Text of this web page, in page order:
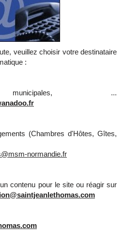
veuillez choisir votre destinataire
:
municipales, ...
(Chambres d'Hôtes, Gîtes,
normandie.fr
contenu pour le site ou réagir sur